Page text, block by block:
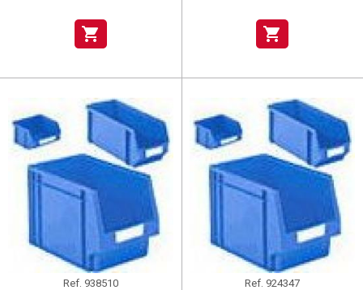
shopping_cart shopping_cart
Ref. 938510 Ref. 924347